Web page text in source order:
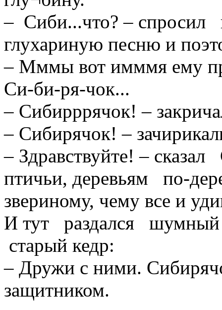
– Сиби...что? – спросил
глухариную песню и
– Мммы вот имммя ему
Си-би-ря-чок...
– Сибирррячок! –
– Сибирячок! –
– Здравствуйте! –
птичьи, деревьям по-
звериному, чему все и
И тут раздался
старый кедр:
– Дружи с ними.
защитником.